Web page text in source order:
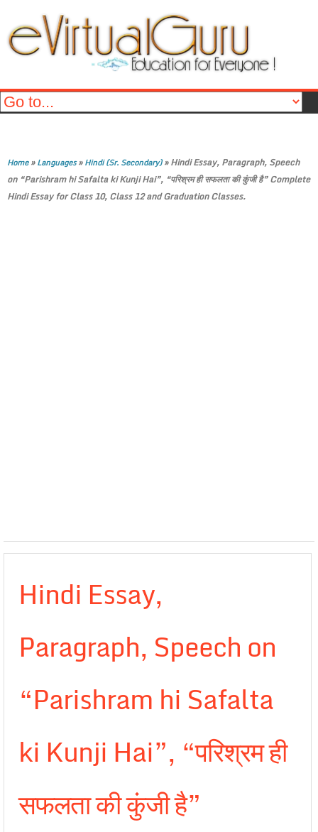
Home»Languages»Hindi (Sr. Secondary)»Hindi Essay, Paragraph, Speech
on “Parishram hi Safalta ki Kunji Hai”, “परिश्रम ही सफलता की कुंजी है” Complete
Hindi Essay for Class 10, Class 12 and Graduation Classes.
Hindi Essay,
Paragraph, Speech on
“Parishram hi Safalta
ki Kunji Hai”, “परिश्रम ही
सफलता की कुंजी है”